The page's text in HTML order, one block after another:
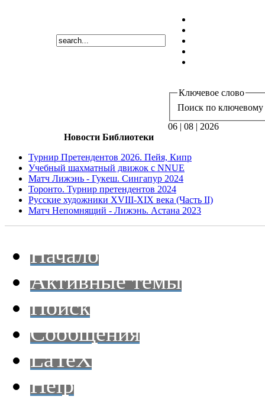
Ключевое слово
Поиск по ключевому
06 | 08 | 2026
Новости Библиотеки
Турнир Претендентов 2026. Пейя, Кипр
Учебный шахматный движок с NNUE
Матч Лижэнь - Гукеш. Сингапур 2024
Торонто. Турнир претендентов 2024
Русские художники XVIII-XIX века (Часть II)
Матч Непомнящий - Лижэнь. Астана 2023
Начало
Активные темы
Поиск
Сообщения
LaTeX
Help